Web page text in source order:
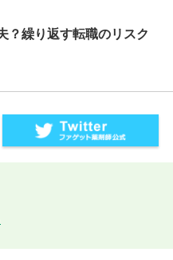
？繰り返す転職のリスク